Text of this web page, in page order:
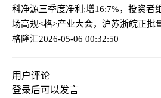
科净源三季度净利;增16:7%，投资者
场高规<格>产业大会，沪苏浙皖正批
格隆汇2026-05-06 00:32:50
用户评论
登录后可以发言